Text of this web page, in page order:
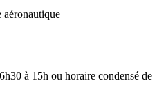
aéronautique
à 15h ou horaire condensé de